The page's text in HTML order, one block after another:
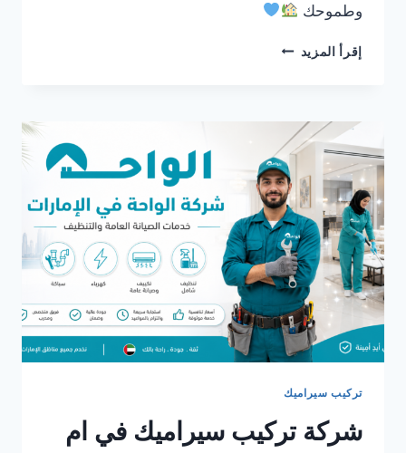
وطموحك
إقرأ المزيد شركة
ام
القيوين
0561986146
تركيب سيراميك
شركة تركيب سيراميك في ام